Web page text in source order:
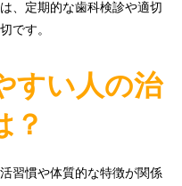
、定期的な歯科検診や適切
です。
すい人の治
？
習慣や体質的な特徴が関係